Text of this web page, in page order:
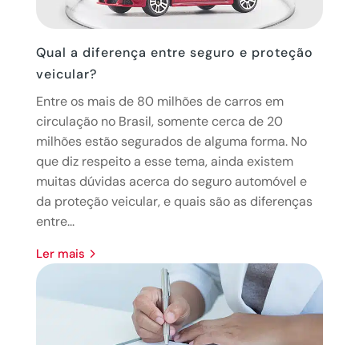
Qual a diferença entre seguro e proteção
veicular?
Entre os mais de 80 milhões de carros em
circulação no Brasil, somente cerca de 20
milhões estão segurados de alguma forma. No
que diz respeito a esse tema, ainda existem
muitas dúvidas acerca do seguro automóvel e
da proteção veicular, e quais são as diferenças
entre...
ler mais